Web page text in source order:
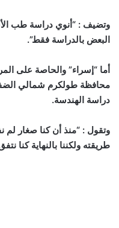
وتضيف : “أنوي دراسة طب
البعض بالدراسة فقط”.
أما “إسراء” والحاصة على
محافظة طولكرم شمالي
دراسة الهندسة.
وتقول : “منذ أن كنا صغار لم
طريقته ولكننا بالنهاية كنا